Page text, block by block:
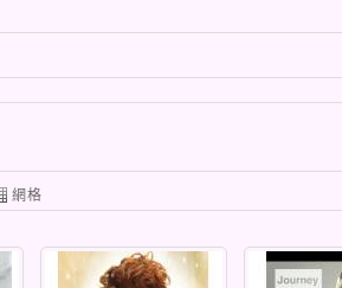
網格